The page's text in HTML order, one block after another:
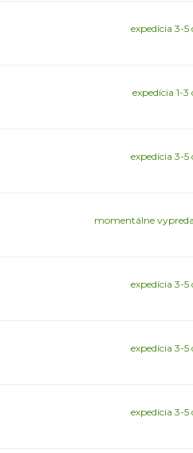
expedícia 3-5
expedícia 1-3
expedícia 3-5
momentálne
expedícia 3-5
expedícia 3-5
expedícia 3-5